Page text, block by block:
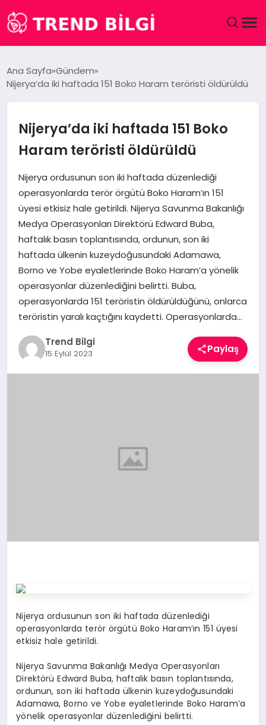
DÜNYA
EĞITIM
EKONOMI
MAGAZIN
SAĞLIK
SPOR
TEKNOLOJI
YAŞAM
Ana Sayfa Gündem
Nijerya’da iki haftada 151 Boko Haram teröristi öldürüldü
Nijerya’da iki haftada 151 Boko
Haram teröristi öldürüldü
Nijerya ordusunun son iki haftada düzenlediği
operasyonlarda terör örgütü Boko Haram’ın 151
üyesi etkisiz hale getirildi. Nijerya Savunma Bakanlığı
Medya Operasyonları Direktörü Edward Buba,
haftalık basın toplantısında, ordunun, son iki
haftada ülkenin kuzeydoğusundaki Adamawa,
Borno ve Yobe eyaletlerinde Boko Haram’a yönelik
operasyonlar düzenlediğini belirtti. Buba,
operasyonlarda 151 teröristin öldürüldüğünü, onlarca
teröristin yaralı kaçtığını kaydetti. Operasyonlarda…
Trend Bilgi
15 Eylül 2023 Paylaş
Nijerya ordusunun son iki haftada düzenlediği
operasyonlarda terör örgütü Boko Haram’ın 151 üyesi
etkisiz hale getirildi.
Nijerya Savunma Bakanlığı Medya Operasyonları
Direktörü Edward Buba, haftalık basın toplantısında,
ordunun, son iki haftada ülkenin kuzeydoğusundaki
Adamawa, Borno ve Yobe eyaletlerinde Boko Haram’a
yönelik operasyonlar düzenlediğini belirtti.